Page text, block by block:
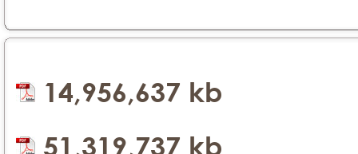
14,956,637 kb
51,319,737 kb